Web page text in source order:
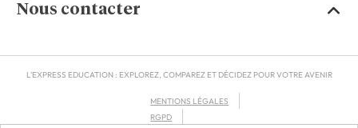
Nous contacter
L'EXPRESS EDUCATION : EXPLOREZ, COMPAREZ ET DÉCIDEZ POUR VOTRE AVENIR
MENTIONS LÉGALES
RGPD